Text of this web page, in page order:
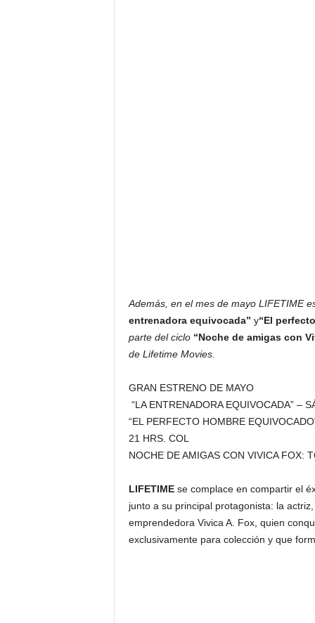
Además, en el mes de mayo LIFETIME
entrenadora equivocada” y“El
parte del ciclo “Noche de amigas con
de Lifetime Movies.
GRAN ESTRENO DE MAYO
“LA ENTRENADORA EQUIVOCADA” –
“EL PERFECTO HOMBRE
21 HRS. COL
NOCHE DE AMIGAS CON VIVICA FOX:
LIFETIMEse complace en compartir el
junto a su principal protagonista: la
emprendedora Vivica A. Fox, quien
exclusivamente para colección y que